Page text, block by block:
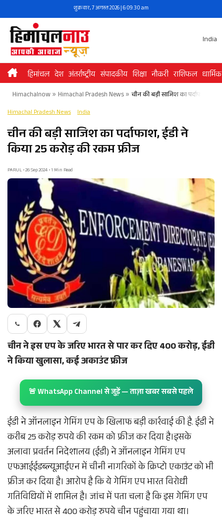
to
content
शुक्रवार, 7 अगस्त 2026 | 6:09:30 am
India
हिमांचल देश अंतर्राष्ट्रीय संपादकीय शिक्षा नौकरी राशिफल धार्मिक
Himachalnow» Himachal Pradesh News» चीन की बड़ी साजिश का पर्दाफाश,
Himachal Pradesh News India
चीन की बड़ी साजिश का पर्दाफाश, ईडी ने
किया 25 करोड़ की रकम फ्रीज
PARUL • 26 Sep 2024 • 1 Min Read
चीन ने इस एप के जरिए भारत से पार कर दिए 400 करोड़, ईडी
ने किया खुलासा, कई अकाउंट फ्रीज
🚨 WhatsApp Channel से जुड़ें — ताज़ा खबर सबसे पहले
ईडी ने ऑनलाइन गेमिंग एप के खिलाफ बड़ी कार्रवाई की है. ईडी ने
करीब 25 करोड़ रुपये की रकम को फ्रीज कर दिया है।इसके
अलावा प्रवर्तन निदेशालय (ईडी) ने ऑनलाइन गेमिंग एप
एफआईईडब्ल्यूआईएन में चीनी नागरिकों के क्रिप्टो एकाउंट को भी
फ्रीज कर दिया है। आरोप है कि ये गेमिंग एप भारत विरोधी
गतिविधियों में शामिल है। जांच में पता चला है कि इस गेमिंग एप
के जरिए भारत से 400 करोड़ रुपये चीन पहुंचाया गया था।